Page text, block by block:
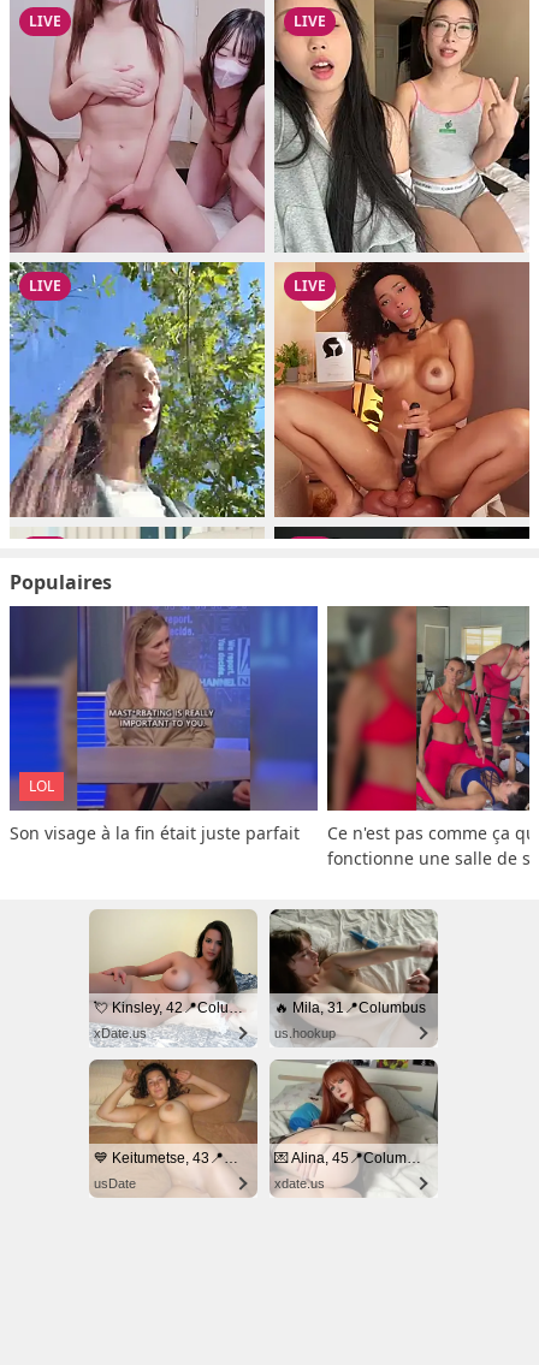
Populaires
LOL
Son visage à la fin était juste parfait
Ce n'est pas comme ça
fonctionne une salle de